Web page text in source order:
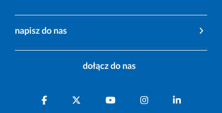
napisz do nas
dołącz do nas